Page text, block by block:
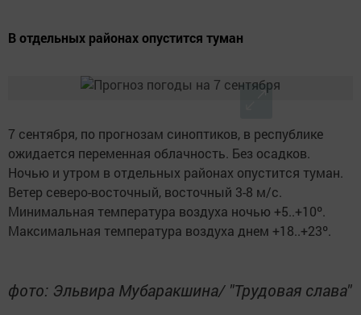
В отдельных районах опустится туман
7 сентября, по прогнозам синоптиков, в республике
ожидается переменная облачность. Без осадков.
Ночью и утром в отдельных районах опустится туман.
Ветер северо-восточный, восточный 3-8 м/с.
Минимальная температура воздуха ночью +5..+10º.
Максимальная температура воздуха днем +18..+23º.
фото: Эльвира Мубаракшина/ "Трудовая слава"